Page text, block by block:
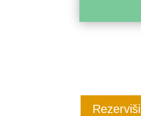
Rezerviši